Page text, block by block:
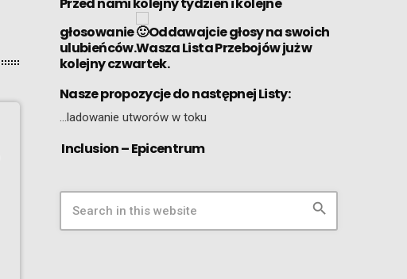
Przed nami kolejny tydzień i kolejne
głosowanie
Oddawajcie głosy na swoich
ulubieńców.Wasza Lista Przebojów już w
kolejny czwartek.
Nasze propozycje do następnej Listy:
…ladowanie utworów w toku
Inclusion – Epicentrum
search